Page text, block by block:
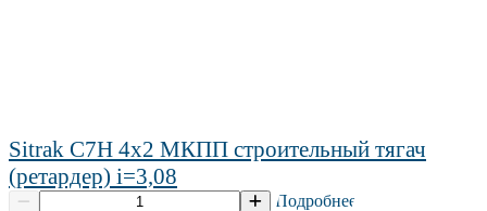
Sitrak C7H 4х2 МКПП строительный тягач
(ретардер) i=3,08
Подробнее